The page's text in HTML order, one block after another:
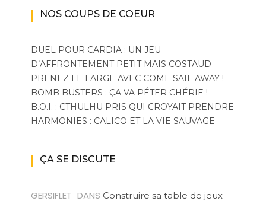
NOS COUPS DE COEUR
DUEL POUR CARDIA : UN JEU
D’AFFRONTEMENT PETIT MAIS COSTAUD
PRENEZ LE LARGE AVEC COME SAIL AWAY !
BOMB BUSTERS : ÇA VA PÉTER CHÉRIE !
B.O.I. : CTHULHU PRIS QUI CROYAIT PRENDRE
HARMONIES : CALICO ET LA VIE SAUVAGE
ÇA SE DISCUTE
GERSIFLET DANS Construire sa table de jeux